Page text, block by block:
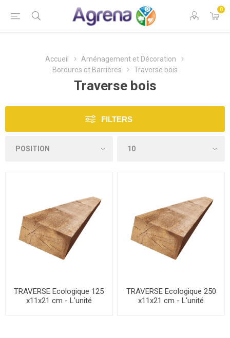
0
Accueil
Aménagement et Décoration
Bordures et Barrières
Traverse bois
Traverse bois
FILTERS
TRAVERSE Ecologique 125
x11x21 cm - L'unité
TRAVERSE Ecologique 250
x11x21 cm - L'unité